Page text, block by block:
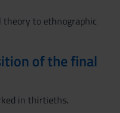
to ethnographic
of the final
in thirtieths.